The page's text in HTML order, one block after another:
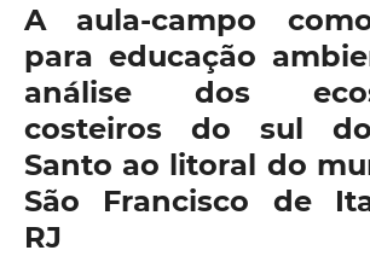
A aula-campo
para educação
análise dos
costeiros do sul
Santo ao litoral do
São Francisco de
RJ